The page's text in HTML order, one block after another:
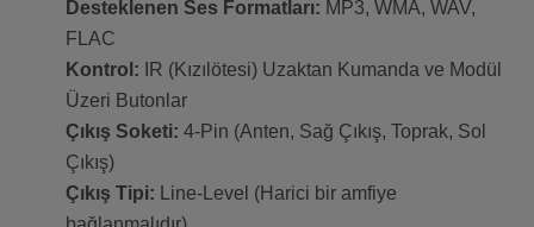
Desteklenen Ses Formatları: MP3, WMA, WAV,
FLAC
Kontrol: IR (Kızılötesi) Uzaktan Kumanda ve Modül
Üzeri Butonlar
Çıkış Soketi: 4-Pin (Anten, Sağ Çıkış, Toprak, Sol
Çıkış)
Çıkış Tipi: Line-Level (Harici bir amfiye